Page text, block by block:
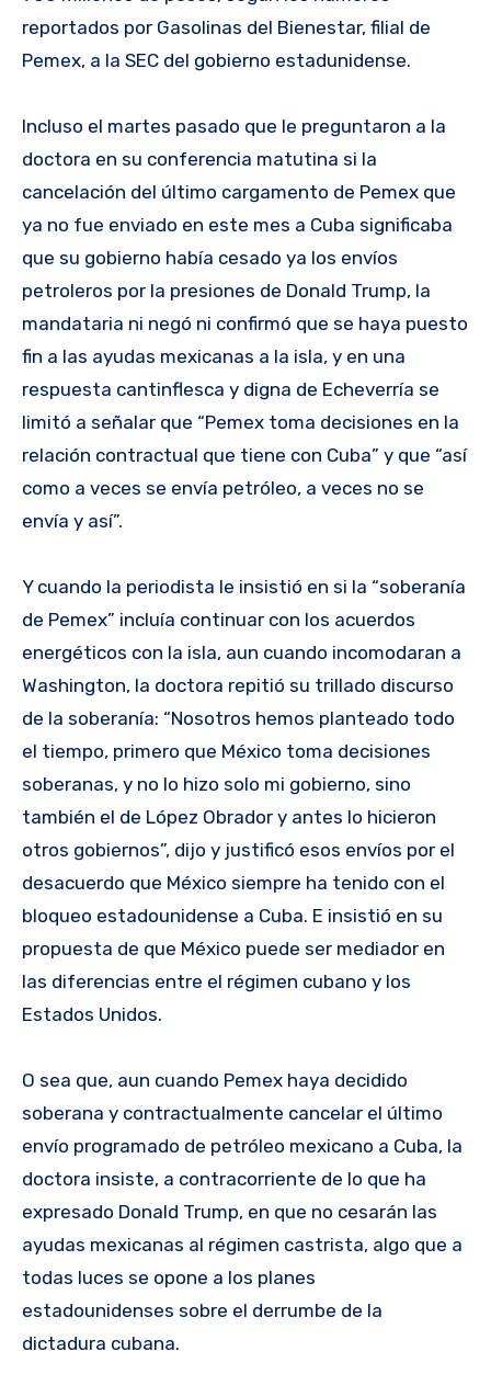
reportados por Gasolinas del Bienestar, filial de
Pemex, a la SEC del gobierno estadunidense.
Incluso el martes pasado que le preguntaron a la
doctora en su conferencia matutina si la
cancelación del último cargamento de Pemex que
ya no fue enviado en este mes a Cuba significaba
que su gobierno había cesado ya los envíos
petroleros por la presiones de Donald Trump, la
mandataria ni negó ni confirmó que se haya puesto
fin a las ayudas mexicanas a la isla, y en una
respuesta cantinflesca y digna de Echeverría se
limitó a señalar que “Pemex toma decisiones en la
relación contractual que tiene con Cuba” y que “así
como a veces se envía petróleo, a veces no se
envía y así”.
Y cuando la periodista le insistió en si la “soberanía
de Pemex” incluía continuar con los acuerdos
energéticos con la isla, aun cuando incomodaran a
Washington, la doctora repitió su trillado discurso
de la soberanía: “Nosotros hemos planteado todo
el tiempo, primero que México toma decisiones
soberanas, y no lo hizo solo mi gobierno, sino
también el de López Obrador y antes lo hicieron
otros gobiernos”, dijo y justificó esos envíos por el
desacuerdo que México siempre ha tenido con el
bloqueo estadounidense a Cuba. E insistió en su
propuesta de que México puede ser mediador en
las diferencias entre el régimen cubano y los
Estados Unidos.
O sea que, aun cuando Pemex haya decidido
soberana y contractualmente cancelar el último
envío programado de petróleo mexicano a Cuba, la
doctora insiste, a contracorriente de lo que ha
expresado Donald Trump, en que no cesarán las
ayudas mexicanas al régimen castrista, algo que a
todas luces se opone a los planes
estadounidenses sobre el derrumbe de la
dictadura cubana.